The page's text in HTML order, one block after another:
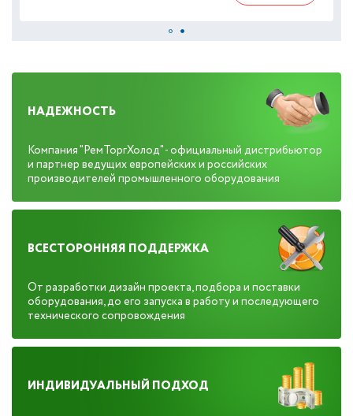
НАДЕЖНОСТЬ
Компания "РемТоргХолод" - официальный дистрибьютор
и партнер ведущих европейских и российских
производителей промышленного оборудования
ВСЕСТОРОННЯЯ ПОДДЕРЖКА
От разработки дизайн проекта, подбора и поставки
оборудования, до его запуска в работу и последующего
технического сопровождения
ИНДИВИДУАЛЬНЫЙ ПОДХОД